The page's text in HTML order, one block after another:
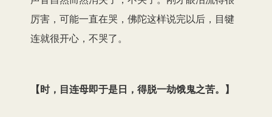
厉害，可能一直在哭，佛陀这样说完以后，目犍
连就很开心，不哭了。
【时，目连母即于是日，得脱一劫饿鬼之苦。】